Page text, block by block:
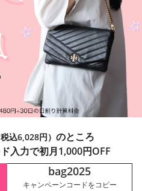
税込6,028円） のところ
入力で初月1,000円OFF
bag2025
キャンペーンコードをコピー